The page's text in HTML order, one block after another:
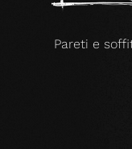
Pareti e